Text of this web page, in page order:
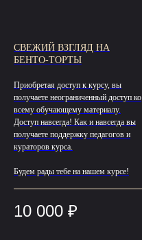
СВЕЖИЙ ВЗГЛЯД НА
БЕНТО-ТОРТЫ
Приобретая доступ к курсу, вы
получаете неограниченный доступ ко
всему обучающему материалу.
Доступ навсегда! Как и навсегда вы
получаете поддержку педагогов и
кураторов курса.
Будем рады тебе на нашем курсе!
10 000 ₽